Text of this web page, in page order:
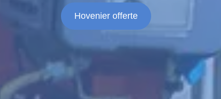
Hovenier offerte